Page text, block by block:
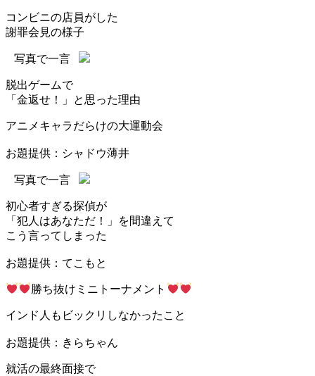
コンビニの店員がした
謝罪会見の様子
写真で一言
脱出ゲームで
「金返せ！」と思った理由
アニメキャラだらけの大運動会
お題提供：シャドウ薄井
写真で一言
初心者すぎる探偵が
「犯人はあなただ！」を間違えて
こう言ってしまった
お題提供：てこもと
勝ち抜けミニトーナメント
インド人もビックリしなかったこと
お題提供：きらちゃん
就活の最終面接で